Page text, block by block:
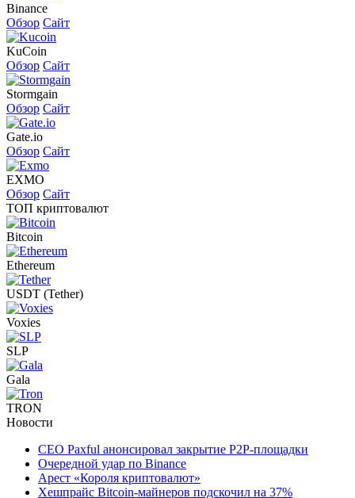
Binance
Обзор Сайт
KuCoin
Обзор Сайт
Stormgain
Обзор Сайт
Gate.io
Обзор Сайт
EXMO
Обзор Сайт
ТОП криптовалют
Bitcoin
Ethereum
USDT (Tether)
Voxies
SLP
Gala
TRON
Новости
CEO Paxful анонсировал закрытие P2P-площадки
Очередной удар по Binance
Арест «Короля криптовалют»
Хешпрайс Bitcoin-майнеров подскочил на 37%